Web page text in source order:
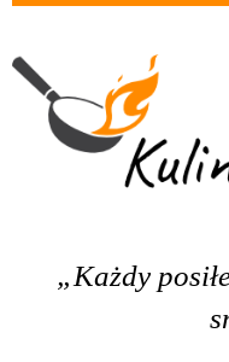
„Każdy